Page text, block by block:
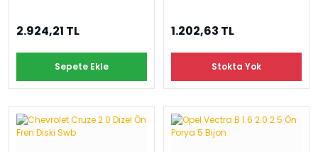
2.924,21 TL
Sepete Ekle
1.202,63 TL
Stokta Yok